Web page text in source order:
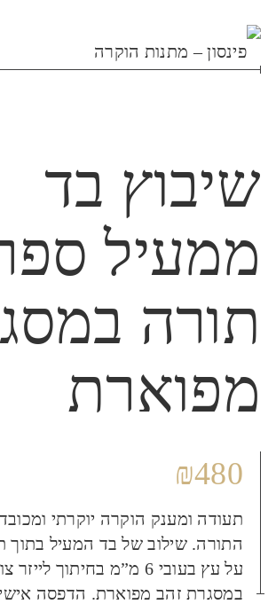
שיבוץ בד
ממעיל
תורה
מפוארת
₪480
תעודה ומענק הוקרה יוקרתי
התורה. שילוב של בד המעיל בתוך
על עץ בעובי 6 מ”מ בחיתוך
במסגרת זהב מפוארת. הדפסה